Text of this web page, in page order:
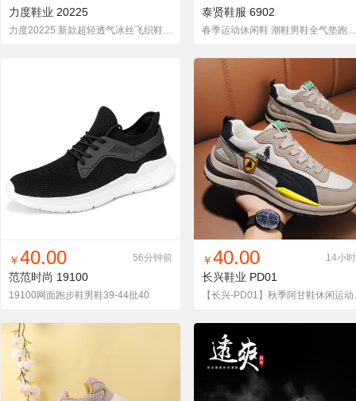
力度鞋业 20225
力度20225 新款超轻透气冰丝飞织鞋情侣跑步鞋36-45码
泰贤鞋服 6902
春季运动休闲鞋 潮鞋男鞋全气垫跑步鞋 飞织透气鞋
找同款 加入铺货单 收藏
￥40.00 56分钟前
范范时尚 19100
19100网面跑步鞋男鞋39-44批40
找同款 加入铺货单 收藏
￥40.00 14小
长兴鞋业 PD01
【长